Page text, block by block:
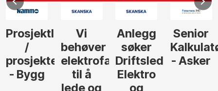
Prosjektleder
/
prosjekteringsleder
- Bygg
Vi
behøver
elektrofagfolk
til å
lede og
Anlegg
søker
Driftsleder
Elektro
og
Senior
- Asker